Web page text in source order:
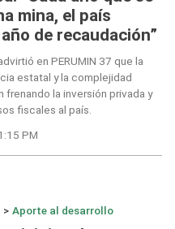
mina, el país
de recaudación”
en PERUMIN 37 que la
estatal y la complejidad
frenando la inversión privada y
fiscales al país.
PM
> Aporte al desarrollo